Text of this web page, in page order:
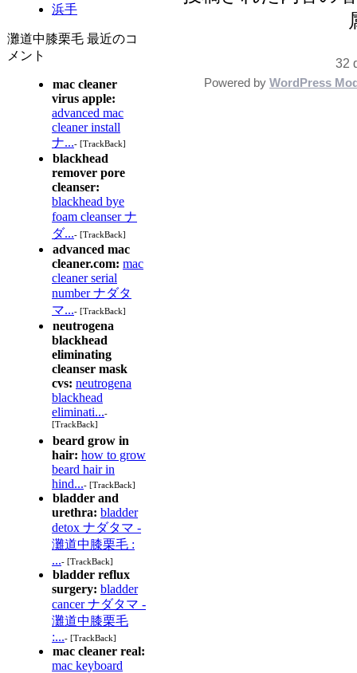
浜手
灘道中膝栗毛 最近のコ
メント
mac cleaner
virus apple:
advanced mac
cleaner install
ナ...- [TrackBack]
blackhead
remover pore
cleanser:
blackhead bye
foam cleanser ナ
ダ...- [TrackBack]
advanced mac
cleaner.com: mac
cleaner serial
number ナダタ
マ...- [TrackBack]
neutrogena
blackhead
eliminating
cleanser mask
cvs: neutrogena
blackhead
eliminati...-
[TrackBack]
beard grow in
hair: how to grow
beard hair in
hind...- [TrackBack]
bladder and
urethra: bladder
detox ナダタマ -
灘道中膝栗毛 :
...- [TrackBack]
bladder reflux
surgery: bladder
cancer ナダタマ -
灘道中膝栗毛
:...- [TrackBack]
mac cleaner real:
mac keyboard
32
Powered by WordPress